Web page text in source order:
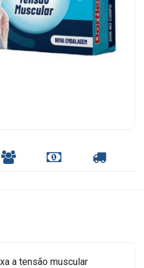
FORMAS
CALCULAR
FRETE
a tensão muscular